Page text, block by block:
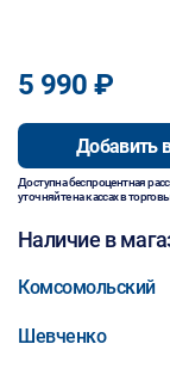
5 990 ₽
Добавить
Доступна беспроцентная
уточняйте на кассах в
Наличие в
Комсомольский
Шевченко